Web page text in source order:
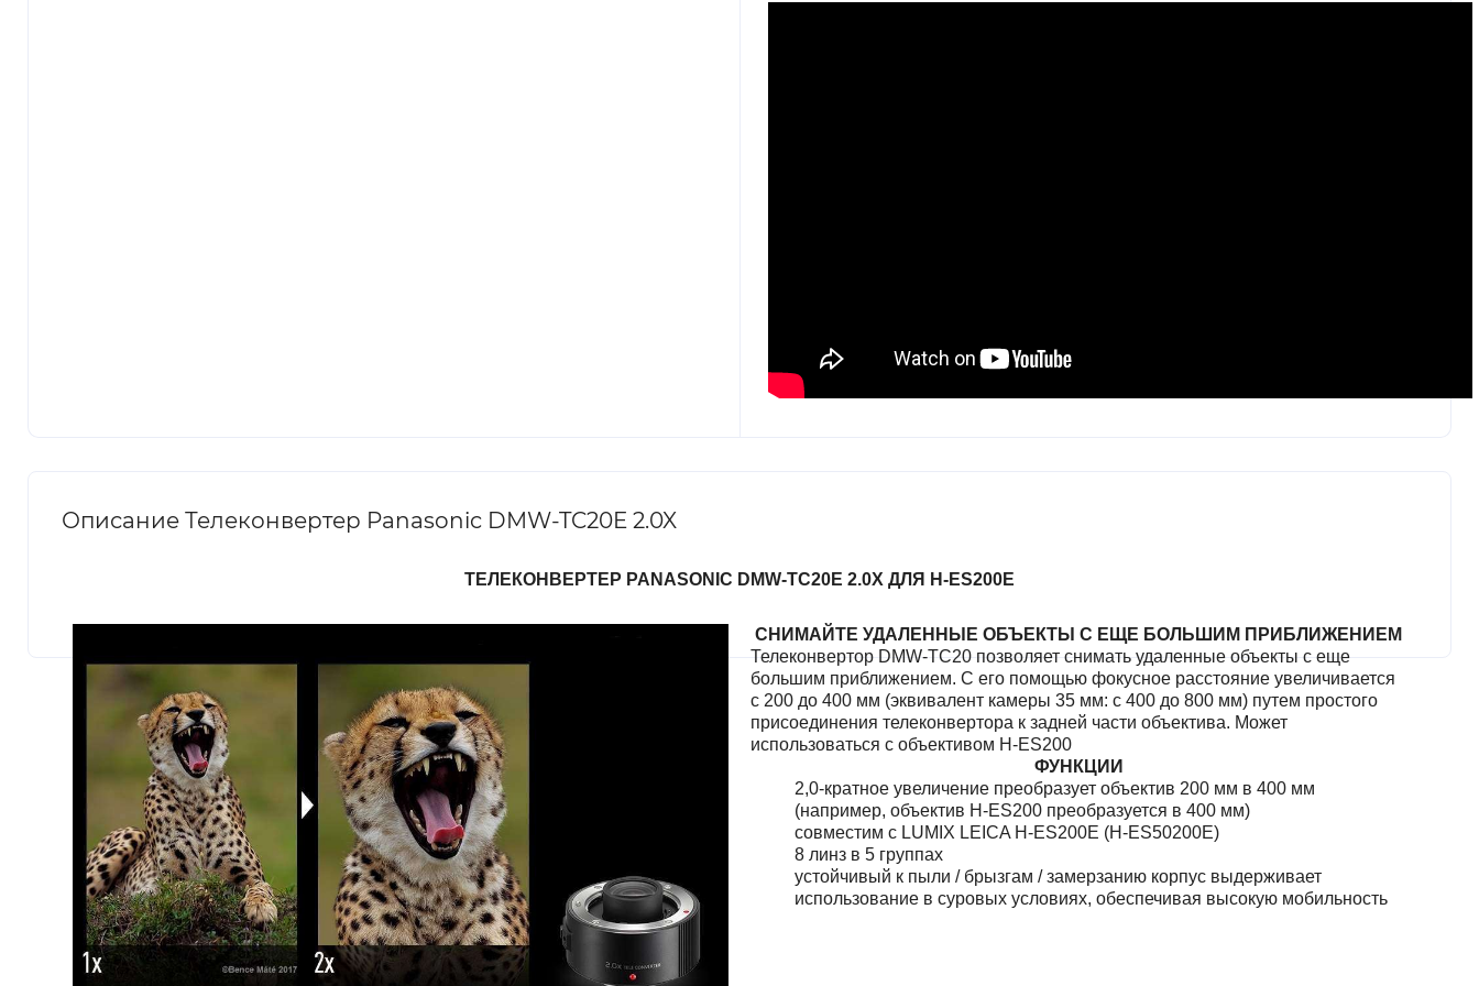
Описание Телеконвертер Panasonic DMW-TC20E 2.0X
ТЕЛЕКОНВЕРТЕР PANASONIC DMW-TC20E 2.0X ДЛЯ H-ES200E
СНИМАЙТЕ УДАЛЕННЫЕ ОБЪЕКТЫ С ЕЩЕ БОЛЬШИМ ПРИБЛИЖЕНИЕМ
Телеконвертор DMW-TC20 позволяет снимать удаленные объекты с еще
большим приближением. С его помощью фокусное расстояние увеличивается
с 200 до 400 мм (эквивалент камеры 35 мм: с 400 до 800 мм) путем простого
присоединения телеконвертора к задней части объектива. Может
использоваться с объективом H-ES200
ФУНКЦИИ
2,0-кратное увеличение преобразует объектив 200 мм в 400 мм
(например, объектив H-ES200 преобразуется в 400 мм)
совместим с LUMIX LEICA H-ES200E (H-ES50200E)
8 линз в 5 группах
устойчивый к пыли / брызгам / замерзанию корпус выдерживает
использование в суровых условиях, обеспечивая высокую мобильность